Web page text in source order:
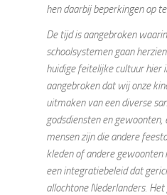
hen daarbij beperkingen op
De tijd is aangebroken
schoolsystemen gaan
huidige feitelijke cultuur hier
aangebroken dat wij onze
uitmaken van een diverse
godsdiensten en
mensen zijn die andere
kleden of andere gewoonten
een integratiebeleid dat
allochtone Nederlanders.